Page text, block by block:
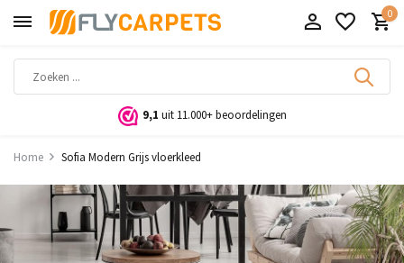
0
9,1 uit 11.000+ beoordelingen
Home Sofia Modern Grijs vloerkleed